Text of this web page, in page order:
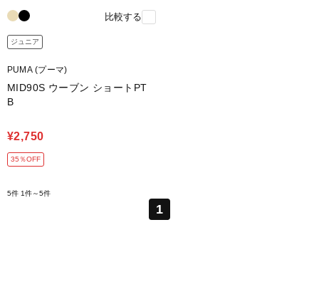
比較する
ジュニア
PUMA (プーマ)
MID90S ウーブン ショートPT
B
¥2,750
35％OFF
5件 1件～5件
1